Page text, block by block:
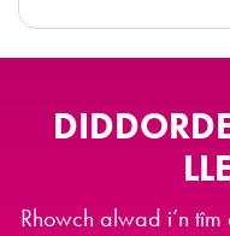
Rhowch alwad i’n